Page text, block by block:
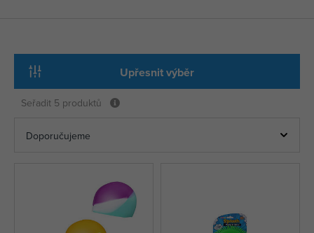
Upřesnit výběr
Seřadit 5 produktů